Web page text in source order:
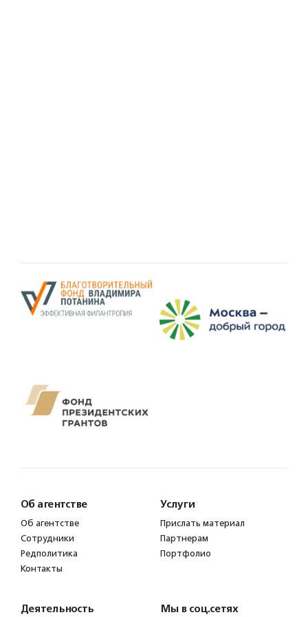
Об агентстве
Об агентстве
Сотрудники
Редполитика
Контакты
Услуги
Прислать материал
Партнерам
Портфолио
Деятельность Мы в соц.сетях